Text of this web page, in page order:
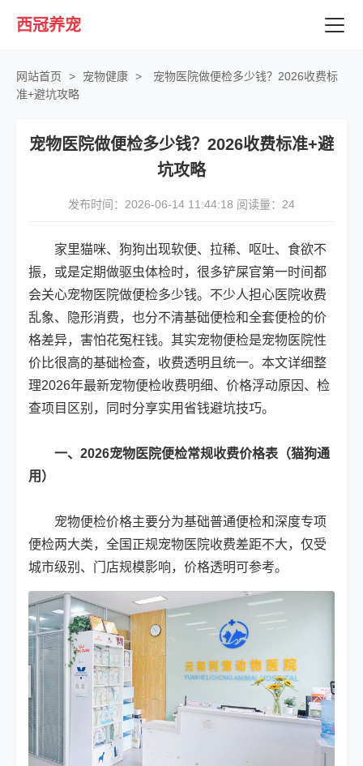
西冠养宠
网站首页 > 宠物健康 >
宠物医院做便检多少钱？2026收费标
准+避坑攻略
宠物医院做便检多少钱？2026收费标准+避
坑攻略
发布时间：2026-06-14 11:44:18 阅读量： 24
家里猫咪、狗狗出现软便、拉稀、呕吐、食欲不
振，或是定期做驱虫体检时，很多铲屎官第一时间都
会关心宠物医院做便检多少钱。不少人担心医院收费
乱象、隐形消费，也分不清基础便检和全套便检的价
格差异，害怕花冤枉钱。其实宠物便检是宠物医院性
价比很高的基础检查，收费透明且统一。本文详细整
理2026年最新宠物便检收费明细、价格浮动原因、检
查项目区别，同时分享实用省钱避坑技巧。
一、2026宠物医院便检常规收费价格表（猫狗通
用）
宠物便检价格主要分为基础普通便检和深度专项
便检两大类，全国正规宠物医院收费差距不大，仅受
城市级别、门店规模影响，价格透明可参考。